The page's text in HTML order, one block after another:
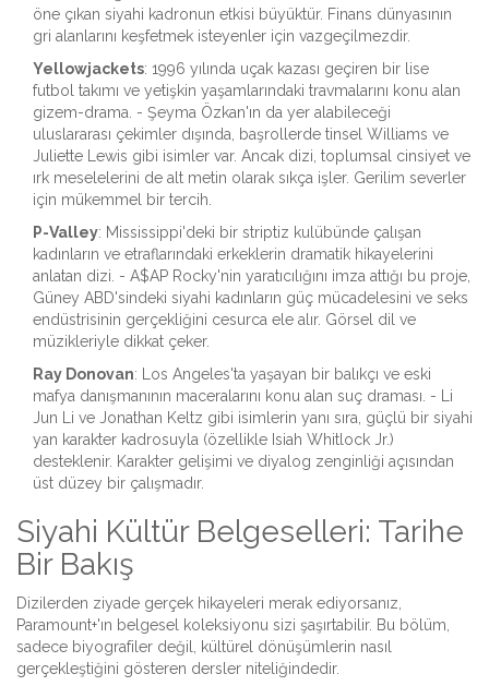
öne çıkan siyahi kadronun etkisi büyüktür. Finans dünyasının
gri alanlarını keşfetmek isteyenler için vazgeçilmezdir.
Yellowjackets: 1996 yılında uçak kazası geçiren bir lise
futbol takımı ve yetişkin yaşamlarındaki travmalarını konu alan
gizem-drama. - Şeyma Özkan'ın da yer alabileceği
uluslararası çekimler dışında, başrollerde tinsel Williams ve
Juliette Lewis gibi isimler var. Ancak dizi, toplumsal cinsiyet ve
ırk meselelerini de alt metin olarak sıkça işler. Gerilim severler
için mükemmel bir tercih.
P-Valley: Mississippi'deki bir striptiz kulübünde çalışan
kadınların ve etraflarındaki erkeklerin dramatik hikayelerini
anlatan dizi. - A$AP Rocky'nin yaratıcılığını imza attığı bu proje,
Güney ABD'sindeki siyahi kadınların güç mücadelesini ve seks
endüstrisinin gerçekliğini cesurca ele alır. Görsel dil ve
müzikleriyle dikkat çeker.
Ray Donovan:
Los Angeles'ta yaşayan bir balıkçı ve eski
mafya danışmanının maceralarını konu alan suç draması. - Li
Jun Li ve Jonathan Keltz gibi isimlerin yanı sıra, güçlü bir siyahi
yan karakter kadrosuyla (özellikle Isiah Whitlock Jr.)
desteklenir. Karakter gelişimi ve diyalog zenginliği açısından
üst düzey bir çalışmadır.
Siyahi Kültür Belgeselleri: Tarihe
Bir Bakış
Dizilerden ziyade gerçek hikayeleri merak ediyorsanız,
Paramount+'ın belgesel koleksiyonu sizi şaşırtabilir. Bu bölüm,
sadece biyografiler değil, kültürel dönüşümlerin nasıl
gerçekleştiğini gösteren dersler niteliğindedir.